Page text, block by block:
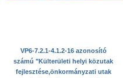
VP6-7.2.1-4.1.2-16 azonosító
számú "Külterületi helyi közutak
fejlesztése,önkormányzati utak